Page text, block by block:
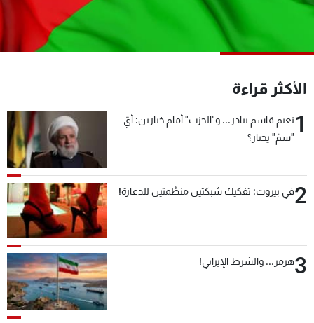
الأكثر قراءة
1نعيم قاسم يبادر... و"الحزب" أمام خيارين: أيّ
"سمّ" يختار؟
2في بيروت: تفكيك شبكتين منظّمتين للدعارة!
3هرمز... والشرط الإيراني!
الإنـتـاج
تواصل معنا